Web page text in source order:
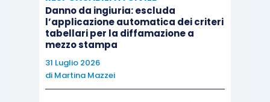
Danno da ingiuria: escluda
l’applicazione automatica dei criteri
tabellari per la diffamazione a
mezzo stampa
31 Luglio 2026
di Martina Mazzei